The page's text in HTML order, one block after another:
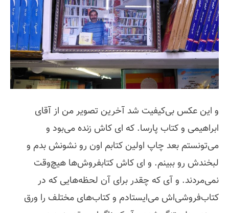
و این عکس بی‌کیفیت شد آخرین تصویر من از آقای
ابراهیمی و کتاب پارسا. که ای کاش زنده می‌بود و
می‌تونستم بعد چاپ اولین کتابم اون رو نشونش بدم و
لبخندش رو ببینم. و ای کاش کتابفروش‌ها هیچ‌وقت
نمی‌مردند. و آی که چقدر برای آن لحظه‌هایی که در
کتاب‌فروشی‌اش می‌ایستادم و کتاب‌های مختلف را ورق